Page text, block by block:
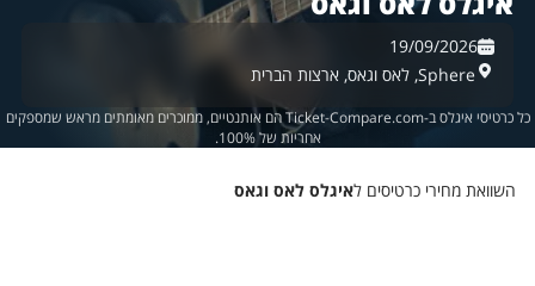
19/09/2026
Sphere, לאס וגאס, ארצות הברית
כל כרטיסי איגלס ב-Ticket-Compare.com הם אותנטיים, ממוכרים מאומתים מראש שמספקים
אחריות של 100%.
השוואת מחירי כרטיסים לאיגלס לאס וגאס